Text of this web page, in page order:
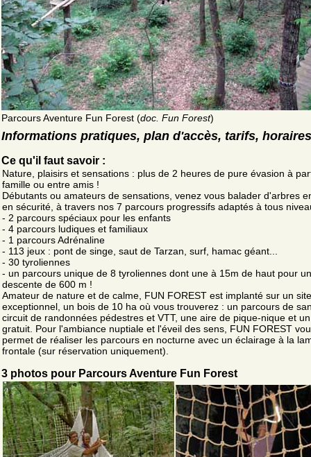
Parcours Aventure Fun Forest (doc. Fun Forest)
Informations pratiques, plan d'accès, tarifs, horaires
Ce qu'il faut savoir :
Nature, plaisirs et sensations : plus de 2 heures de pure évasion à
famille ou entre amis !
Débutants ou amateurs de sensations, venez vous balader d'arbres
en sécurité, à travers nos 7 parcours progressifs adaptés à tous
- 2 parcours spéciaux pour les enfants
- 4 parcours ludiques et familiaux
- 1 parcours Adrénaline
- 113 jeux : pont de singe, saut de Tarzan, surf, hamac géant...
- 30 tyroliennes
- un parcours unique de 8 tyroliennes dont une à 15m de haut pour
descente de 600 m !
Amateur de nature et de calme, FUN FOREST est implanté sur un site
exceptionnel, un bois de 10 ha où vous trouverez : un parcours de
circuit de randonnées pédestres et VTT, une aire de pique-nique et
gratuit. Pour l'ambiance nuptiale et l'éveil des sens, FUN FOREST
permet de réaliser les parcours en nocturne avec un éclairage à la
frontale (sur réservation uniquement).
3 photos pour Parcours Aventure Fun Forest